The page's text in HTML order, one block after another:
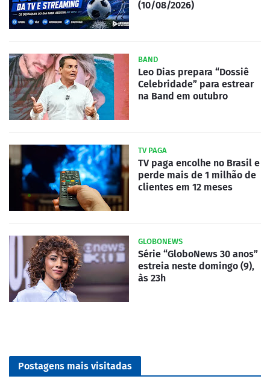
(10/08/2026)
BAND
Leo Dias prepara “Dossiê
Celebridade” para estrear
na Band em outubro
TV PAGA
TV paga encolhe no Brasil e
perde mais de 1 milhão de
clientes em 12 meses
GLOBONEWS
Série “GloboNews 30 anos”
estreia neste domingo (9),
às 23h
Postagens mais visitadas